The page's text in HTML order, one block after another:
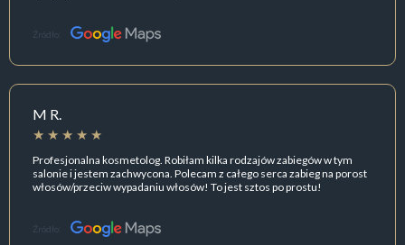
Źródło:
M R.
Profesjonalna kosmetolog. Robiłam kilka rodzajów zabiegów w tym
salonie i jestem zachwycona. Polecam z całego serca zabieg na porost
włosów/przeciw wypadaniu włosów! To jest sztos po prostu!
Źródło: